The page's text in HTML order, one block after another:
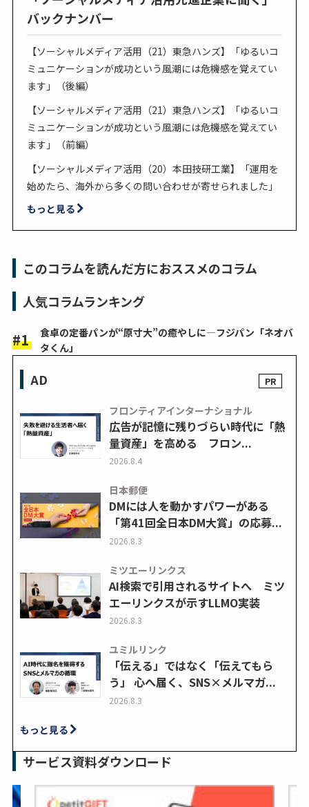
バックナンバー
【ソーシャルメディア活用（21）東急ハンズ】「ゆるいコ
ミュニケーションが成功という風潮には危機感を覚えてい
ます」（後編）
【ソーシャルメディア活用（21）東急ハンズ】「ゆるいコ
ミュニケーションが成功という風潮には危機感を覚えてい
ます」（前編）
【ソーシャルメディア活用（20）本田技研工業】「運用を
始めたら、海外から多くの問い合わせが寄せられました」
もっと見る
このコラムを読んだ方におススメのコラム
人気コラムランキング
食卓の定番パンが“原寸大”の癒やしに―フジパン「ネオバ
タくん」
AD
フロンティアインターナショナル
広告が記憶に残りづらい時代に「熱
量資産」を高める フロン...
2026.8.4
日本郵便
DMには人を動かすパワーがある
「第41回全日本DM大賞」の応募...
2026.8.3
ミツエーリンクス
AI検索で引用されるサイトへ ミツ
エーリンクスが示すLLMO実装
2026.8.3
ユミルリンク
「伝える」ではなく「伝えてもら
う」 心へ届く、SNS×メルマガ...
2026.8.3
もっと見る
サービス資料ダウンロード